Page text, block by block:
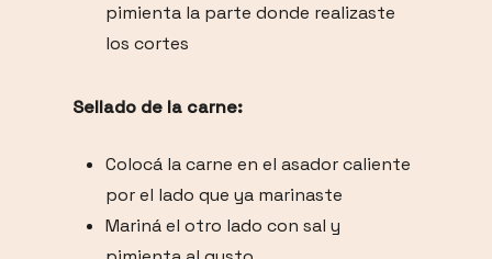
pimienta la parte donde realizaste
los cortes
Sellado de la carne:
Colocá la carne en el asador caliente
por el lado que ya marinaste
Mariná el otro lado con sal y